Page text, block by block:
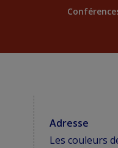
Adresse
Les couleurs